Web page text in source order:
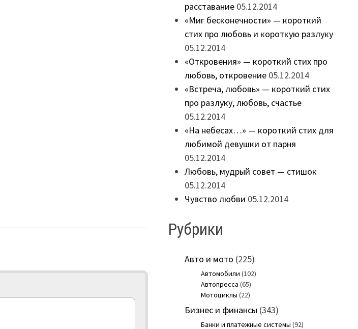
расставание 05.12.2014
«Миг бесконечности» — короткий
стих про любовь и короткую разлуку
05.12.2014
«Откровения» — короткий стих про
любовь, откровение 05.12.2014
«Встреча, любовь» — короткий стих
про разлуку, любовь, счастье
05.12.2014
«На небесах…» — короткий стих для
любимой девушки от парня
05.12.2014
Любовь, мудрый совет — стишок
05.12.2014
Чувство любви 05.12.2014
Рубрики
Авто и мото (225)
Автомобили (102)
Автопресса (65)
Мотоциклы (22)
Бизнес и финансы (343)
Банки и платежные системы (92)